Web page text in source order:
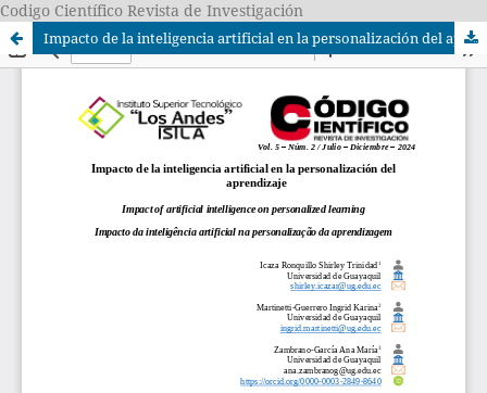
Codigo Científico Revista de Investigación
Impacto de la inteligencia artificial en la personalización del aprendizaje